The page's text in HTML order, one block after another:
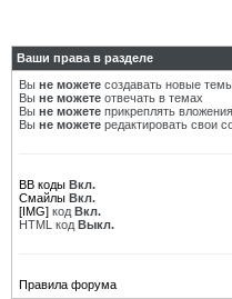
Ваши права в разделе
Вы не можете создавать новые
Вы не можете отвечать в темах
Вы не можете прикреплять вложения
Вы не можете редактировать свои
BB коды Вкл.
Смайлы Вкл.
[IMG] код Вкл.
HTML код Выкл.
Правила форума